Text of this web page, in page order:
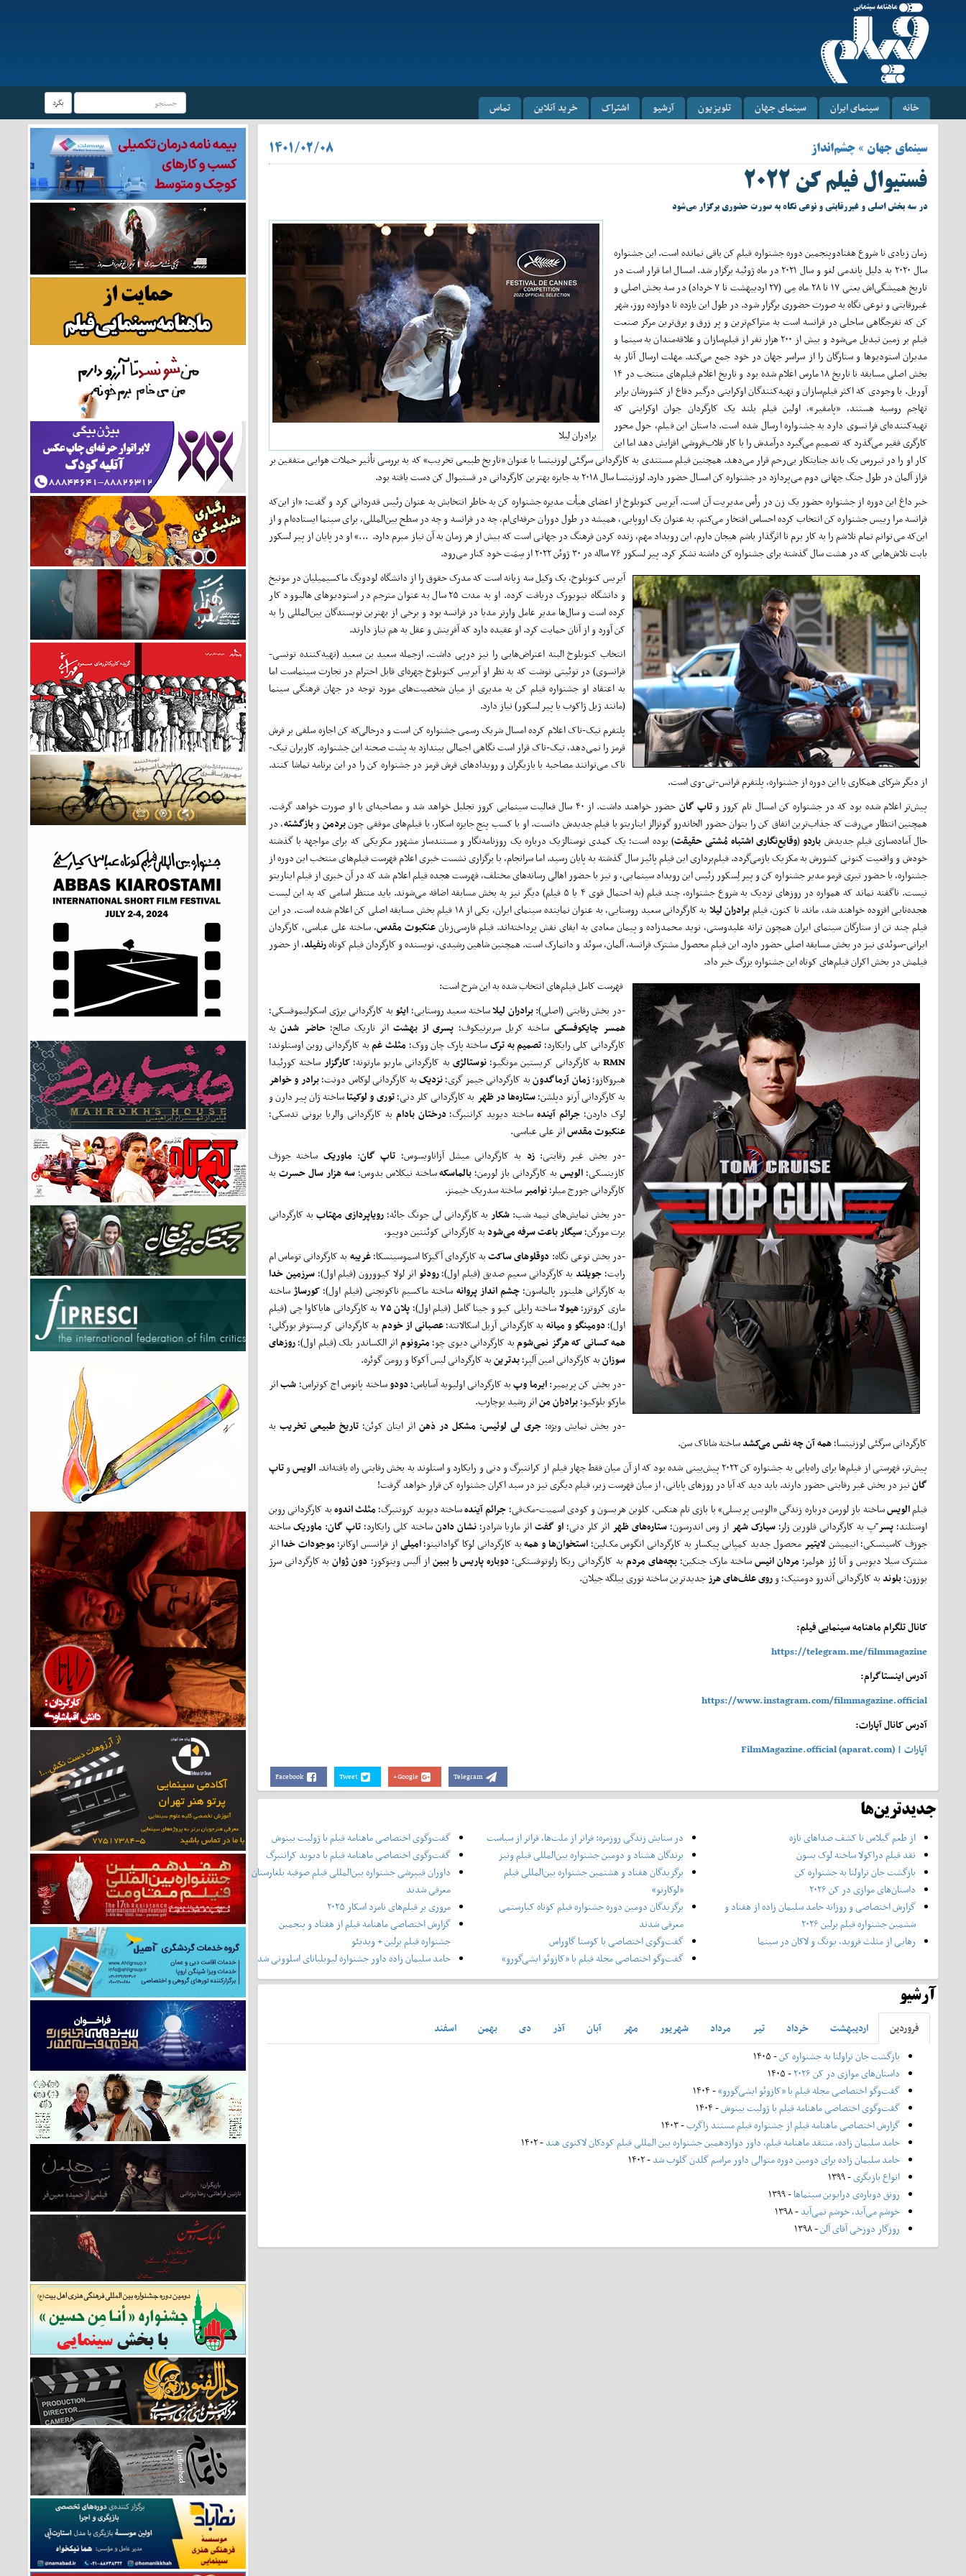
خانه سینمای ایران سینمای جهان تلویزیون آرشیو اشتراک خرید آنلاین تماس بگرد
سینمای جهان » چشم‌انداز ۱۴۰۱/۰۲/۰۸
فستیوال فیلم کن ۲۰۲۲
در سه بخش اصلی و غیررقابتی و نوعی نگاه به صورت حضوری برگزار می‌شود
برادران لیلا
زمان زیادی تا شروع هفتادوپنجمین دوره جشنواره فیلم کن باقی نمانده است. این جشنواره
سال ۲۰۲۰ به دلیل پاندمی لغو و سال ۲۰۲۱ در ماه ژوئیه برگزار شد. امسال اما قرار است در
تاریخ همیشگی‌اش یعنی ۱۷ تا ۲۸ ماه مِی (۲۷ اردیبهشت تا ۷ خرداد) در سه بخش اصلی و
غیررقابتی و نوعی نگاه به صورت حضوری برگزار شود. در طول این یازده تا دوازده روز، شهر
کن که تفرجگاهی ساحلی در فرانسه است به متراکم‌ترین و پر زرق و برق‌ترین مرکز صنعت
فیلم بر زمین تبدیل می‌شود و بیش از ۲۰۰ هزار نفر از فیلم‌سازان و علاقه‌مندان به سینما و
مدیران استودیوها و ستارگان را از سراسر جهان در خود جمع می‌کند. مهلت ارسال آثار به
بخش اصلی مسابقه تا تاریخ ۱۸ مارس اعلام شده بود و تاریخ اعلام فیلم‌های منتخب در ۱۴
آوریل. با وجودی که اکثر فیلم‌سازان و تهیه‌کنندگان اوکراینی درگیر دفاع از کشورشان برابر
تهاجم روسیه هستند، «پامفیر»، اولین فیلم بلند یک کارگردان جوان اوکراینی که
تهیه‌کننده‌ای فرانسوی دارد به جشنواره ارسال شده است. داستان این فیلم، حول محور
کارگری فقیر می‌گذرد که تصمیم می‌گیرد درآمدش را با کار قلاب‌فروشی افزایش دهد اما این
کار او را در تیررس یک باند جنایتکار بی‌رحم قرار می‌دهد. همچنین فیلم مستندی به کارگردانی سرگئی لوزنیتسا با عنوان «تاریخ طبیعی تخریب» که به بررسی تأثیر حملات هوایی متفقین بر
فراز آلمان در طول جنگ جهانی دوم می‌پردازد در جشنواره کن امسال حضور دارد. لوزنیتسا سال ۲۰۱۸ به جایزه بهترین کارگردانی در فستیوال کن دست یافته بود.
خبر داغ این دوره از جشنواره حضور یک زن در رأس مدیریت آن است. آیریس کنوبلوخ از اعضای هیأت مدیره جشنواره کن به خاطر انتخابش به عنوان رئیس قدردانی کرد و گفت: «از این‌که
فرانسه مرا رییس جشنواره کن انتخاب کرده احساس افتخار می‌کنم. به عنوان یک اروپایی، همیشه در طول دوران حرفه‌ای‌ام، چه در فرانسه و چه در سطح بین‌المللی، برای سینما ایستاده‌ام و از
این‌که می‌توانم تمام تلاشم را به کار برم تا اثرگذار باشم هیجان دارم. این رویداد مهم، زنده کردن فرهنگ در جهانی است که بیش از هر زمان به آن نیاز مبرم دارد. ...» او در پایان از پیر لسکور
بابت تلاش‌هایی که در هشت سال گذشته برای جشنواره کن داشته تشکر کرد. پیر لسکور ۷۶ ساله در ۳۰ ژوئن ۲۰۲۲ از سِمَت خود کنار می‌رود.
آیریس کنوبلوخ، یک وکیل سه زبانه است که مدرک حقوق را از دانشگاه لودویگ ماکسیمیلیان در مونیخ
و دانشگاه نیویورک دریافت کرده. او به مدت ۲۵ سال به عنوان مترجم در استودیوهای هالیوود کار
کرده است و سال‌ها مدیر عامل وارنر مدیا در فرانسه بود و برخی از بهترین نویسندگان بین‌المللی را به
کن آورد و از آنان حمایت کرد. او عقیده دارد که آفرینش و عقل به هم نیاز دارند.
انتخاب کنوبلوخ البته اعتراض‌هایی را نیز درپی داشت. ازجمله سعید بن سعید (تهیه‌کننده تونسی-
فرانسوی) در توئیتی نوشت که به نظر او آیریس کنوبلوخ چهره‌ای قابل احترام در تجارت سینماست اما
به اعتقاد او جشنواره فیلم کن به مدیری از میان شخصیت‌های مورد توجه در جهان فرهنگی سینما
(مانند ژیل ژاکوب یا پیر لسکور) نیاز دارد.
پلتفرم تیک-تاک اعلام کرده امسال شریک رسمی جشنواره کن است و درحالی‌که کن اجازه سلفی بر فرش
قرمز را نمی‌دهد، تیک-تاک قرار است نگاهی اجمالی بیندازد به پشت صحنه این جشنواره. کاربران تیک-
تاک می‌توانند مصاحبه با بازیگران و رویدادهای فرش قرمز در جشنواره کن را در این برنامه تماشا کنند.
از دیگر شرکای همکاری با این دوره از جشنواره، پلتفرم فرانس-تی-وی است.
پیش‌تر اعلام شده بود که در جشنواره کن امسال تام کروز وتاپگان
حضور خواهند داشت. از ۴۰ سال فعالیت سینمایی کروز تجلیل خواهد شد و مصاحبه‌ای با او صورت خواهد گرفت.
همچنین انتظار می‌رفت که جذاب‌ترین اتفاق کن را بتوان حضور الخاندرو گونزالز ایناریتو با فیلم جدیدش دانست. او با کسب پنج جایزه اسکار، با فیلم‌های موفقی چونبردمن وبازگشته، در
حال آماده‌سازی فیلم جدیدش باردو (وقایع‌نگاری اشتباه مُشتی حقیقت) بوده است؛ یک کمدی نوستالژیک درباره یک روزنامه‌نگار و مستندساز مشهور مکزیکی که برای مواجهه با گذشته
خودش و واقعیت کنونی کشورش به مکزیک بازمی‌گردد. فیلم‌برداری این فیلم پائیز سال گذشته به پایان رسید. اما سرانجام، با برگزاری نشست خبری اعلام فهرست فیلم‌های منتخب این دوره از
جشنواره، با حضور تیری فرمو مدیر جشنواره کن و پیر لِسکور رئیس این رویداد سینمایی، و نیز با حضور اهالی رسانه‌های مختلف، فهرست هجده فیلم اعلام شد که در آن خبری از فیلم ایناریتو
نیست. ناگفته نماند که همواره در روزهای نزدیک به شروع جشنواره، چند فیلم (به احتمال قوی ۴ یا ۵ فیلم) دیگر نیز به بخش مسابقه اضافه می‌شوند. باید منتظر اسامی که به این لیست
هجده‌تایی افزوده خواهند شد، ماند. تا کنون، فیلمبرادرانلیلا
به کارگردانی سعید روستایی، به عنوان نماینده سینمای ایران، یکی از ۱۸ فیلم بخش مسابقه اصلی کن اعلام شده است. در این
فیلم چند تن از ستارگان سینمای ایران همچون ترانه علیدوستی، نوید محمدزاده و پیمان معادی به ایفای نقش پرداخته‌اند. فیلم فارسی‌زبانعنکبوت مقدس، ساخته علی عباسی، کارگردان
ایرانی-سوئدی نیز در بخش مسابقه اصلی حضور دارد. این فیلم محصول مشترک فرانسه، آلمان، سوئد و دانمارک است. همچنین شاهین رشیدی، نویسنده و کارگردان فیلم کوتاهرنفیلد، از حضور
فیلمش در بخش اکران فیلم‌های کوتاه این جشنواره بزرگ خبر داد.
فهرست کامل فیلم‌های انتخاب شده به این شرح است:
-در بخش رقابتی (اصلی):برادرانلیلاساخته سعید روستایی؛ ایئو به کارگردانی یرژی اسکولیموفسکی؛
همسر چایکوفسکی ساخته کریل سربرنیکوف؛ پسری از بهشت اثر تاریک صالح؛حاضر شدنبه
کارگردانی کلی رایکارد؛ تصمیمبهترکساخته پارک چان ووک؛ مثلثغمبه کارگردانی روبن اوستلوند؛
RMN به کارگردانی کریستین مونگیو؛نوستالژی به کارگردانی ماریو مارتونه؛کارگزار ساخته کورئیدا
هیروکازو؛زمانآرماگدونبه کارگردانی جیمز گری؛نزدیکبه کارگردانی لوکاس دونت؛برادروخواهر
به کارگردانی آرنو دپلشن؛ستاره‌هادرظهر به کارگردانی کلر دنی؛توریولوکیتاساخته ژان پیر دارن و
لوک داردن؛ جرائم آیندهساخته دیوید کراننبرگ؛درختان بادام به کارگردانی والریا برونی تدسکی؛
عنکبوتمقدساثر علی عباسی.
-در بخش غیر رقابتی:زد به کارگردانی میشل آزاناویسوس؛ تاپ گان: ماوریک ساخته جوزف
کازینسکی؛ الویسبه کارگردانی باز لورمن؛ بالماسکهساخته نیکلاس بدوس؛سههزارسالحسرت به
کارگردانی جورج میلر؛نوامبر ساخته سدریک خیمنز.
-در بخش نمایش‌های نیمه شب: شکاربه کارگردانی لی جونگ جائه؛رویاپردازی مهتاب به کارگردانی
برت مورگن؛سیگارباعتسرفهمی‌شودبه کارگردانی کوئنتین دوپیو.
-در بخش نوعی نگاه: دوقلوهایساکتبه کارگردای آگیژکا اسموسینسکا؛غریبه به کارگردانی توماس ام
رایت؛ جویلند به کارگردانی سعیم صدیق (فیلم اول)؛رودئو اثر لولا کیوورون (فیلم اول)؛سرزمینخدا
به کارگرانی هلینور پالماسون؛ چشماندازپروانه ساخته ماکسیم ناکونچنی (فیلم اول)؛ کورساژساخته
ماری کروتزر؛هیولاساخته رایلی کیو و جینا گامل (فیلم اول)؛ پلان۷۵ به کارگردانی هایاکاوا چی (فیلم
اول)؛دومینگو و میانه به کارگردانی آریل اسکالانته؛عصبانیازخودم به کارگردانی کریستوفر بورگلی؛
همهکسانیکههرگز نمیشومبه کارگردانی دیوی چو؛ مترونوماثر الکساندر بلک (فیلم اول)؛روزهای
سوزانبه کارگردانی امین آلپر؛بدترینبه کارگردانی لیس آکوکا و رومن گوئره.
-در بخش کن پریمیر:ایرماوپبه کارگردانی اولیویه آسایاس؛دودوساخته پانوس اچ کوتراس؛ شباثر
مارکو بلوکیو؛برادرانمناثر رشید بوچارب.
-در بخش نمایش ویژه: جری لی لوئیس: مشکل در ذهن اثر ایتان کوئن؛ تاریخ طبیعی تخریب به
کارگردانی سرگئی لوزنیتسا؛همهآنچهنفسمی‌کشدساخته شاناک سن.
پیش‌تر، فهرستی از فیلم‌ها برای راه‌یابی به جشنواره کن ۲۰۲۲ پیش‌بینی شده بود که از آن میان فقط چهار فیلم‌ از کراننبرگ و دنی و رایکارد و استلوند به بخش رقابتی راه یافته‌اند.
الویسوتاپ
گاننیز در بخش غیر رقابتی حضور دارند. باید دید که آیا در روزهای پایانی، از میان فهرست زیر، فیلم دیگری نیز در سبد اکران جشنواره کن قرار خواهد گرفت!
فیلمالویسساخته باز لورمن درباره زندگی «الویس پریسلی» با بازی تام هنکس، کلوین هریسون و کودی اسمیت-مک‌فی؛ جرائمآیندهساخته دیوید کروننبرگ؛ مثلثاندوهبه کارگردانی روبن
اوستلند؛ پسر"پ به کارگردانی فلورین زلر؛ سیارکشهر از وس اندرسون؛ ستاره‌هایظهر اثر کلر دنی؛او گفتاثر ماریا شرادر؛نشاندادنساخته کلی رایکارد؛تاپگان: ماوریکساخته
جوزف کاسینسکی؛ انیمیشن لایتیر محصول جدید کمپانی پیکسار به کارگردانی انگوس مک‌لین؛استخوان‌هاو همهبه کارگردانی لوکا گوادانینو؛امیلیاز فرانسس اوکانر؛ موجوداتخدااثر
مشترک سیلا دیویس و آنا رُز هولمر؛ مردانانیسساخته مارک جنکین؛بچه‌های مردم به کارگردانی ربکا زلوتوفستکی؛ دوبارهپاریسرا ببیناز آلیس وینوکور؛ دونژوانبه کارگردانی سرژ
بوزون؛بلوند به کارگردانی آندرو دومنیک؛ ورویعلف‌هایهرزجدیدترین ساخته نوری بیلگه جیلان.
کانال تلگرام ماهنامه سینمایی فیلم:
https://telegram.me/filmmagazine
آدرس اینستاگرام:
https://www.instagram.com/filmmagazine.official
آدرس کانال آپارات:
آپارات | FilmMagazine.official (aparat.com)
Facebook Tweet Google+ Telegram
جدیدترین‌ها
از طعم گیلاس تا کشف صداهای تازه
نقد فیلم دراکولا ساخته لوک بسون
بازگشت جان تراولتا به جشنواره کن
داستان‌های موازی در کن ۲۰۲۶
گزارش اختصاصی و روزانه حامد سلیمان زاده از هفتاد و‌
ششمین جشنواره فیلم برلین ۲۰۲۶
رهایی از مثلث فروید، یونگ و لاکان در سینما
در ستایش زندگی روزمره: فراتر از ملت‌ها، فراتر از سیاست
برندگان هشتاد و دومین جشنواره بین‌المللی فیلم ونیز
برگزیدگان هفتاد و هشتمین جشنواره بین‌المللی فیلم
«لوکارنو»
برگزیدگان دومین دوره جشنواره فیلم کوتاه کیارستمی
معرفی شدند
گفت‌وگوی اختصاصی با کوستا گاوراس
گفت‌وگو اختصاصی مجله فیلم با «کازوئو ایشی‌گورو»
گفت‌وگوی اختصاصی ماهنامه فیلم با ژولیت بینوش
گفت‌وگوی اختصاصی ماهنامه فیلم با دیوید کراننبرگ
داوران فیپرشی جشنواره بین‌المللی فیلم صوفیه بلغارستان
معرفی شدند
مروری بر فیلم‌های نامزد اسکار ۲۰۲۵
گزارش اختصاصی ماهنامه فیلم از هفتاد و پنجمین
جشنواره فیلم برلین + ویدیئو
حامد سلیمان زاده داور جشنواره لیوبلیانای اسلوونی شد
آرشیو
فروردين ارديبهشت خرداد تير مرداد شهريور مهر آبان آذر دی بهمن
اسفند
بازگشت جان تراولتا به جشنواره کن- ۱۴۰۵
داستان‌های موازی در کن ۲۰۲۶
- ۱۴۰۵
گفت‌وگو اختصاصی مجله فیلم با «کازوئو ایشی‌گورو»- ۱۴۰۴
گفت‌وگوی اختصاصی ماهنامه فیلم با ژولیت بینوش- ۱۴۰۴
گزارش اختصاصی ماهنامه فیلم از جشنواره فیلم مستند زاگرب- ۱۴۰۳
حامد سلیمان زاده، منتقد ماهنامه فیلم، داور دوازدهمین جشنواره بین المللی فیلم کودکان لاکنوی هند- ۱۴۰۲
حامد سلیمان زاده برای دومین دوره متوالی داور مراسم گلدن گلوب شد- ۱۴۰۲
انواع بازیگری- ۱۳۹۹
رونق دوباره‌ی درایوین سینماها- ۱۳۹۹
خوشم می‌آید، خوشم نمی‌آید- ۱۳۹۸
روزگار دوزخی آقای آلن- ۱۳۹۸